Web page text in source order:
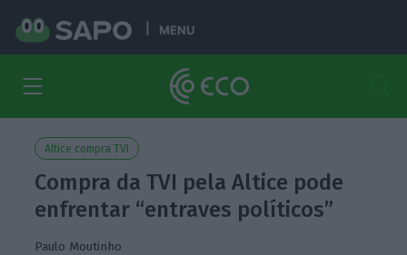
MENU
Altice compra TVI
Compra da TVI pela Altice pode
enfrentar “entraves políticos”
Paulo Moutinho